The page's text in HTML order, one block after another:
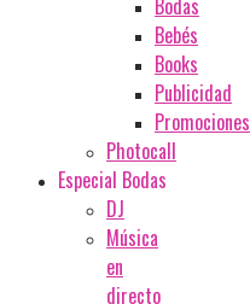
Bodas
Bebés
Books
Publicidad
Promociones
Photocall
Especial Bodas
DJ
Música
en
directo